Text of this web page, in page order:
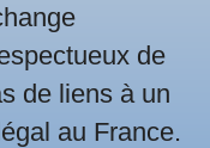
de
de liens à un
au France.